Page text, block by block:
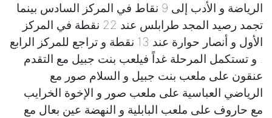
الرياضة و الأدب إلى 9 نقاط في المركز السادس بينما
تجمد رصيد المجد طرابلس عند 22 نقطة في المركز
الأول و أنصار حوارة عند 13 نقطة و تراجع للمركز الرابع
. و تستكمل المرحلة غداً فيلعب بنت جبيل مع التقدم
عنقون على ملعب بنت جبيل و السلام صور مع
الرياضي العباسية على ملعب صور و الإخوة الخرايب
مع حاروف على ملعب البابلية و النهضة عين بعال مع